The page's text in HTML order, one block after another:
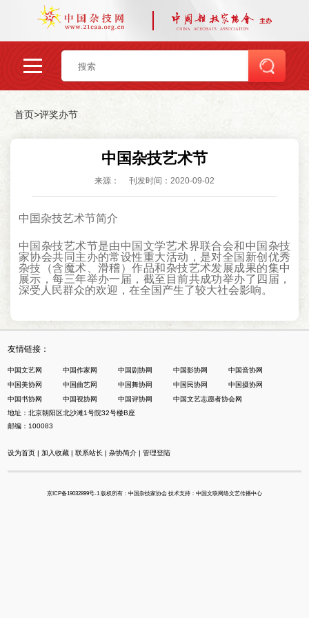
首页>评奖办节
中国杂技艺术节
来源： 刊发时间：2020-09-02
中国杂技艺术节简介
中国杂技艺术节是由中国文学艺术界联合会和中国杂技
家协会共同主办的常设性重大活动，是对全国新创优秀
杂技（含魔术、滑稽）作品和杂技艺术发展成果的集中
展示，每三年举办一届，截至目前共成功举办了四届，
深受人民群众的欢迎，在全国产生了较大社会影响。
友情链接：
中国文艺网 中国作家网 中国剧协网 中国影协网
中国音协网
中国美协网
中国曲艺网 中国舞协网 中国民协网
中国摄协网
中国书协网
中国视协网 中国评协网
中国文艺志愿者协会网
地址：北京朝阳区北沙滩1号院32号楼B座
邮编：100083
设为首页 |加入收藏 |联系站长 |杂协简介 |管理登陆
京ICP备19032899号-1 版权所有：中国杂技家协会 技术支持：中国文联网络文艺传播中心